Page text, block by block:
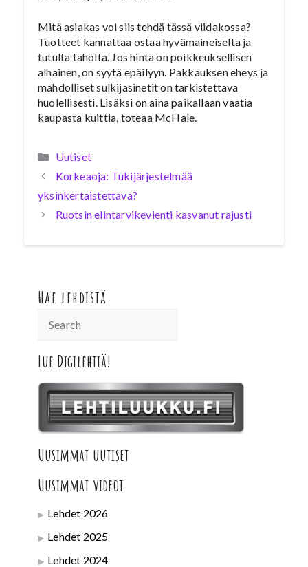
Mitä asiakas voi siis tehdä tässä viidakossa?
Tuotteet kannattaa ostaa hyvämaineiselta ja
tutulta taholta. Jos hinta on poikkeuksellisen
alhainen, on syytä epäilyyn. Pakkauksen eheys ja
mahdolliset sulkijasinetit on tarkistettava
huolellisesti. Lisäksi on aina paikallaan vaatia
kaupasta kuittia, toteaa McHale.
Kategoriat
Uutiset
Korkeaoja: Tukijärjestelmää
yksinkertaistettava?
Ruotsin elintarvikevienti kasvanut rajusti
Hae lehdistä
Lue Digilehtiä!
Uusimmat uutiset
Uusimmat videot
Lehdet 2026
Lehdet 2025
Lehdet 2024